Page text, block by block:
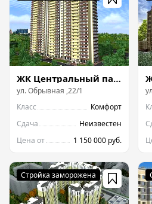
ЖК Центральный парк
ул.Обрывная ,22/1
Класс
Комфорт
Сдача
Неизвестен
Цена от
1 150 000 руб.